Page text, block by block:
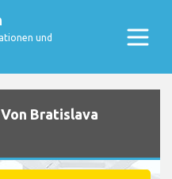
und
Bratislava